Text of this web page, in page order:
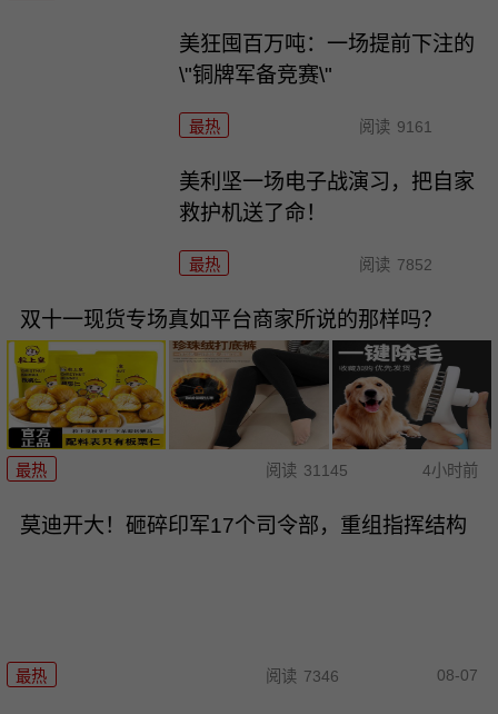
美狂囤百万吨：一场提前下注的
\"铜牌军备竞赛\"
最热 阅读 9161
美利坚一场电子战演习，把自家
救护机送了命！
最热 阅读 7852
双十一现货专场真如平台商家所说的那样吗？
最热 阅读 31145 4小时前
莫迪开大！砸碎印军17个司令部，重组指挥结构
最热 阅读 7346 08-07